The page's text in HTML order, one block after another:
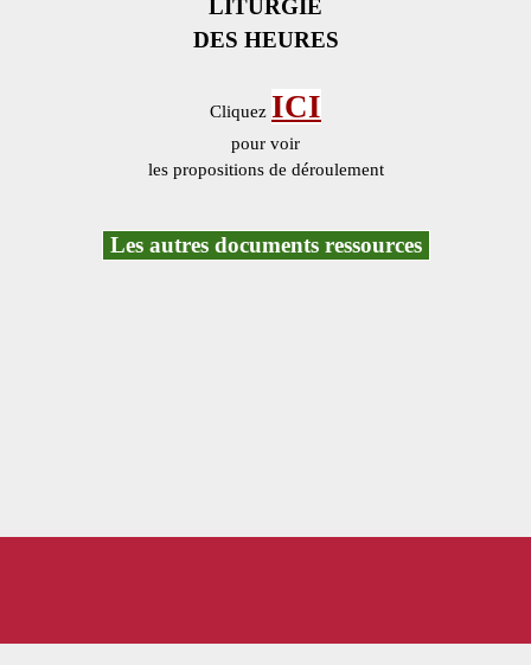
LITURGIE
DES HEURES
Cliquez ICI
pour voir
les propositions de déroulement
Les autres documents ressources